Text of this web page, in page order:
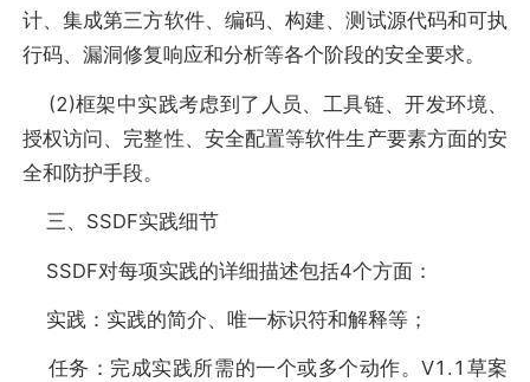
计、集成第三方软件、编码、构建、测试源代码和可执
行码、漏洞修复响应和分析等各个阶段的安全要求。
(2)框架中实践考虑到了人员、工具链、开发环境、
授权访问、完整性、安全配置等软件生产要素方面的安
全和防护手段。
三、SSDF实践细节
SSDF对每项实践的详细描述包括4个方面：
实践：实践的简介、唯一标识符和解释等；
任务：完成实践所需的一个或多个动作。V1.1草案